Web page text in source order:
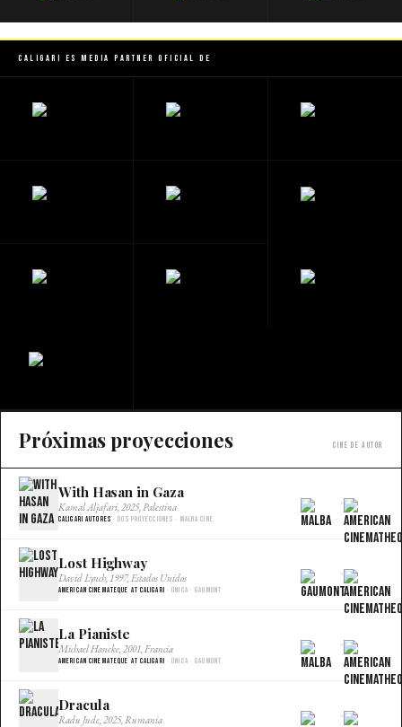
Caligari es Media Partner Oficial de
Próximas proyecciones Cine de autor
With Hasan in Gaza
Kamal Aljafari, 2025, Palestina
Caligari Autores · Dos proyecciones · Malba Cine
×
Lost Highway
David Lynch, 1997, Estados Unidos
American Cinemateque at Caligari · Única · Gaumont
×
La Pianiste
Michael Haneke, 2001, Francia
American Cinemateque at Caligari · Única · Gaumont
×
Dracula
Radu Jude, 2025, Rumania ×